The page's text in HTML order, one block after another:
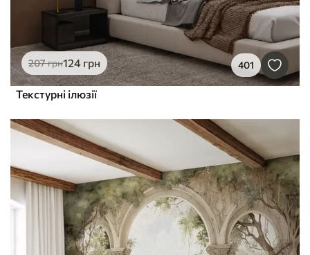
207грн124 грн 401
Текстурні ілюзії